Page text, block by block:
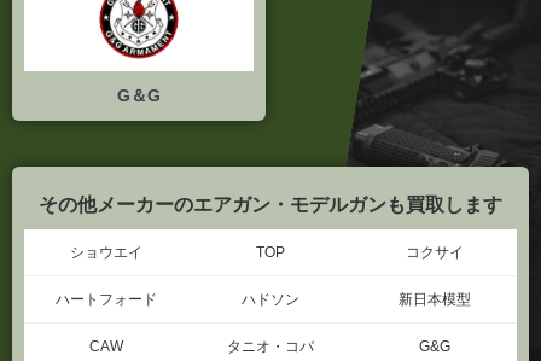
G＆G
ショウエイ TOP コクサイ